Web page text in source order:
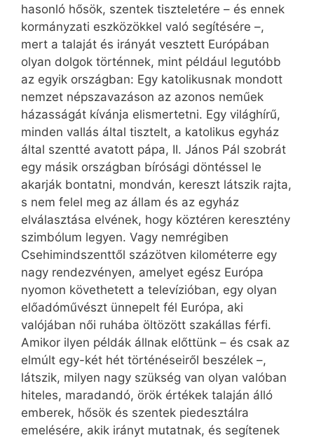
hasonló hősök, szentek tiszteletére – és ennek
kormányzati eszközökkel való segítésére –,
mert a talaját és irányát vesztett Európában
olyan dolgok történnek, mint például legutóbb
az egyik országban: Egy katolikusnak mondott
nemzet népszavazáson az azonos neműek
házasságát kívánja elismertetni. Egy világhírű,
minden vallás által tisztelt, a katolikus egyház
által szentté avatott pápa, II. János Pál szobrát
egy másik országban bírósági döntéssel le
akarják bontatni, mondván, kereszt látszik rajta,
s nem felel meg az állam és az egyház
elválasztása elvének, hogy köztéren keresztény
szimbólum legyen. Vagy nemrégiben
Csehimindszenttől százötven kilométerre egy
nagy rendezvényen, amelyet egész Európa
nyomon követhetett a televízióban, egy olyan
előadóművészt ünnepelt fél Európa, aki
valójában női ruhába öltözött szakállas férfi.
Amikor ilyen példák állnak előttünk – és csak az
elmúlt egy-két hét történéseiről beszélek –,
látszik, milyen nagy szükség van olyan valóban
hiteles, maradandó, örök értékek talaján álló
emberek, hősök és szentek piedesztálra
emelésére, akik irányt mutatnak, és segítenek